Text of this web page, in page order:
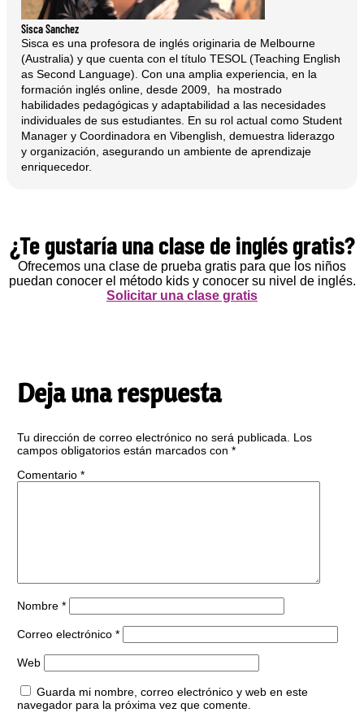
Sisca Sanchez
Sisca es una profesora de inglés originaria de Melbourne
(Australia) y que cuenta con el título TESOL (Teaching English
as Second Language). Con una amplia experiencia, en la
formación inglés online, desde 2009, ha mostrado
habilidades pedagógicas y adaptabilidad a las necesidades
individuales de sus estudiantes. En su rol actual como Student
Manager y Coordinadora en Vibenglish, demuestra liderazgo
y organización, asegurando un ambiente de aprendizaje
enriquecedor.
¿Te gustaría una clase de inglés gratis?
Ofrecemos una clase de prueba gratis para que los niños
puedan conocer el método kids y conocer su nivel de inglés.
Solicitar una clase gratis
Deja una respuesta
Tu dirección de correo electrónico no será publicada.
Los
campos obligatorios están marcados con *
Comentario *
Nombre *
Correo electrónico *
Web
Guarda mi nombre, correo electrónico y web en este
navegador para la próxima vez que comente.